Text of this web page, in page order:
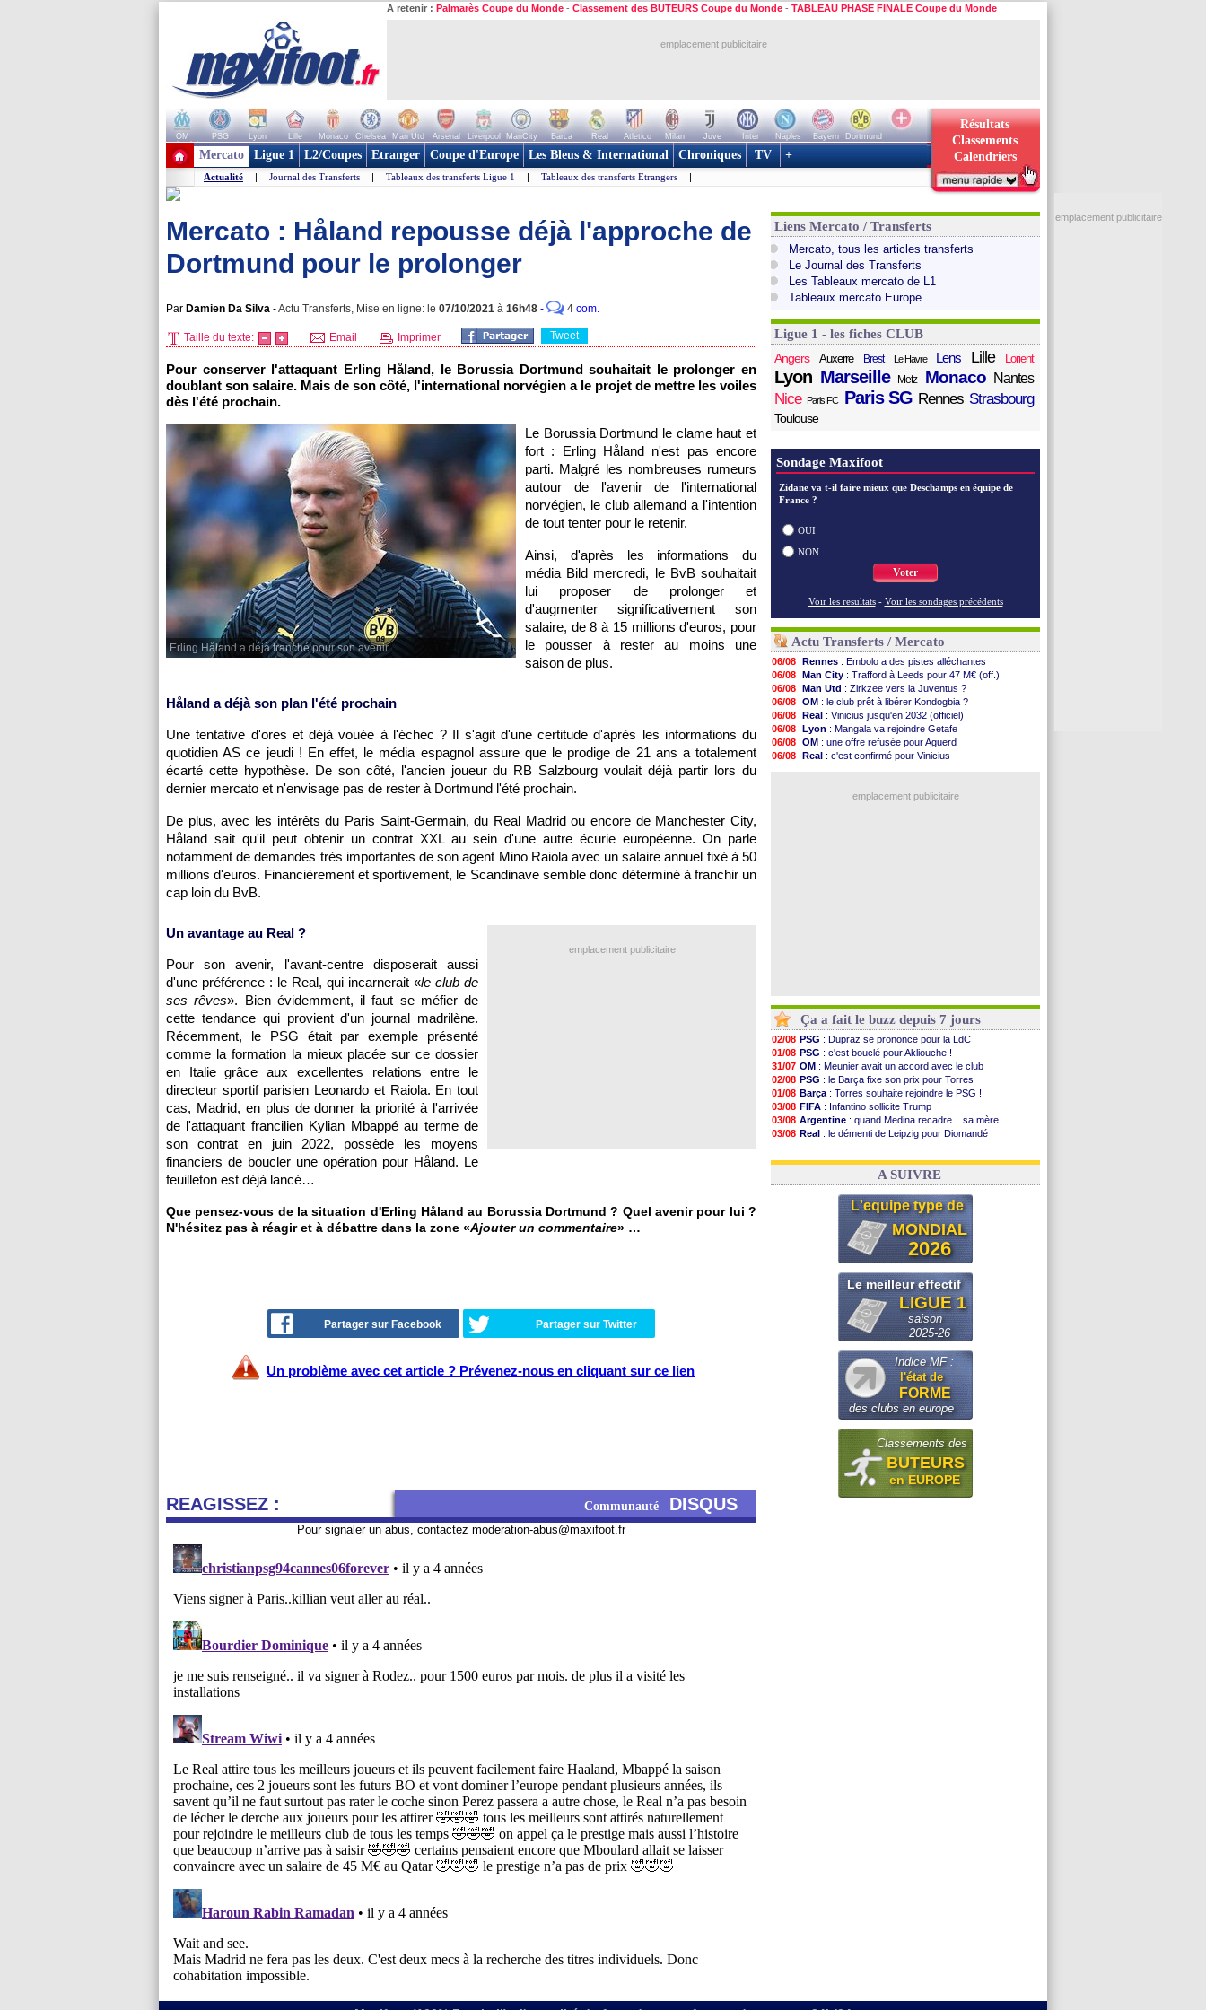
A retenir : Palmarès Coupe du Monde - Classement des BUTEURS Coupe du Monde - TABLEAU PHASE FINALE Coupe du Monde
emplacement publicitaire
OM PSG Lyon Lille Monaco Chelsea Man Utd Arsenal Liverpool ManCity Barca Real Atletico Milan Juve Inter Naples Bayern
Dortmund
+ de clubs
Résultats
Classements
Calendriers
Mercato Ligue 1 L2/Coupes Etranger Coupe d'Europe Les Bleus & International Chroniques TV +
Actualité | Journal des Transferts | Tableaux des transferts Ligue 1 | Tableaux des transferts Etrangers |
Mercato : Håland repousse déjà l'approche de
Dortmund pour le prolonger
Par Damien Da Silva -Actu Transferts, Mise en ligne: le 07/10/2021 à 16h48 - 4 com.
Taille du texte: Email Imprimer Tweet
Pour conserver l'attaquant Erling Håland, le Borussia Dortmund souhaitait le prolonger en
doublant son salaire. Mais de son côté, l'international norvégien a le projet de mettre les voiles
dès l'été prochain.
Erling Håland a déjà tranché pour son avenir.
Le Borussia Dortmund le clame haut et
fort : Erling Håland n'est pas encore
parti. Malgré les nombreuses rumeurs
autour de l'avenir de l'international
norvégien, le club allemand a l'intention
de tout tenter pour le retenir.
Ainsi, d'après les informations du
média Bild mercredi, le BvB souhaitait
lui proposer de prolonger et
d'augmenter significativement son
salaire, de 8 à 15 millions d'euros, pour
le pousser à rester au moins une
saison de plus.
Håland a déjà son plan l'été prochain
Une tentative d'ores et déjà vouée à l'échec ? Il s'agit d'une certitude d'après les informations du
quotidien AS ce jeudi ! En effet, le média espagnol assure que le prodige de 21 ans a totalement
écarté cette hypothèse. De son côté, l'ancien joueur du RB Salzbourg voulait déjà partir lors du
dernier mercato et n'envisage pas de rester à Dortmund l'été prochain.
De plus, avec les intérêts du Paris Saint-Germain, du Real Madrid ou encore de Manchester City,
Håland sait qu'il peut obtenir un contrat XXL au sein d'une autre écurie européenne. On parle
notamment de demandes très importantes de son agent Mino Raiola avec un salaire annuel fixé à 50
millions d'euros. Financièrement et sportivement, le Scandinave semble donc déterminé à franchir un
cap loin du BvB.
emplacement publicitaire
Un avantage au Real ?
Pour son avenir, l'avant-centre disposerait aussi
d'une préférence : le Real, qui incarnerait «le club de
ses rêves». Bien évidemment, il faut se méfier de
cette tendance qui provient d'un journal madrilène.
Récemment, le PSG était par exemple présenté
comme la formation la mieux placée sur ce dossier
en Italie grâce aux excellentes relations entre le
directeur sportif parisien Leonardo et Raiola. En tout
cas, Madrid, en plus de donner la priorité à l'arrivée
de l'attaquant francilien Kylian Mbappé au terme de
son contrat en juin 2022, possède les moyens
financiers de boucler une opération pour Håland. Le
feuilleton est déjà lancé…
Que pensez-vous de la situation d'Erling Håland au Borussia Dortmund ? Quel avenir pour lui ?
N'hésitez pas à réagir et à débattre dans la zone «Ajouter un commentaire» …
Partager sur Facebook Partager sur Twitter
Un problème avec cet article ? Prévenez-nous en cliquant sur ce lien
REAGISSEZ : Communauté DISQUS
Pour signaler un abus, contactez moderation-abus@maxifoot.fr
Liens Mercato / Transferts
Mercato, tous les articles transferts
Le Journal des Transferts
Les Tableaux mercato de L1
Tableaux mercato Europe
Ligue 1 - les fiches CLUB
Angers
Auxerre Brest Le Havre Lens Lille Lorient
Lyon Marseille Metz Monaco Nantes
Nice Paris FC Paris SG Rennes Strasbourg
Toulouse
Sondage Maxifoot
Zidane va t-il faire mieux que Deschamps en équipe de
France ?
OUI
NON
Voter
Voir les resultats - Voir les sondages précédents
Actu Transferts / Mercato
06/08 Rennes : Embolo a des pistes alléchantes
06/08 Man City : Trafford à Leeds pour 47 M€ (off.)
06/08 Man Utd : Zirkzee vers la Juventus ?
06/08 OM : le club prêt à libérer Kondogbia ?
06/08 Real : Vinicius jusqu'en 2032 (officiel)
06/08 Lyon : Mangala va rejoindre Getafe
06/08 OM : une offre refusée pour Aguerd
06/08 Real : c'est confirmé pour Vinicius
: une offre pour Bulka
emplacement publicitaire
Ça a fait le buzz depuis 7 jours
02/08 PSG : Dupraz se prononce pour la LdC
01/08 PSG : c'est bouclé pour Akliouche !
31/07 OM : Meunier avait un accord avec le club
02/08 PSG : le Barça fixe son prix pour Torres
01/08 Barça : Torres souhaite rejoindre le PSG !
03/08 FIFA : Infantino sollicite Trump
03/08 Argentine : quand Medina recadre... sa mère
03/08 Real : le démenti de Leipzig pour Diomandé
31/07 FIFA: le conseiller d'Infantino démissionne !
A SUIVRE
L'equipe type de
MONDIAL
2026
Le meilleur effectif
LIGUE 1
saison
2025-26
Indice MF :
l'état de
FORME
des clubs en europe
Classements des
BUTEURS
en EUROPE
emplacement publicitaire